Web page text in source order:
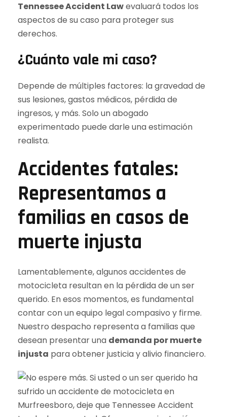
Tennessee Accident Lawevaluará todos los
aspectos de su caso para proteger sus
derechos.
¿Cuánto vale mi caso?
Depende de múltiples factores: la gravedad de
sus lesiones, gastos médicos, pérdida de
ingresos, y más. Solo un abogado
experimentado puede darle una estimación
realista.
Accidentes fatales:
Representamos a
familias en casos de
muerte injusta
Lamentablemente, algunos accidentes de
motocicleta resultan en la pérdida de un ser
querido. En esos momentos, es fundamental
contar con un equipo legal compasivo y firme.
Nuestro despacho representa a familias que
desean presentar una demanda por muerte
injusta para obtener justicia y alivio financiero.